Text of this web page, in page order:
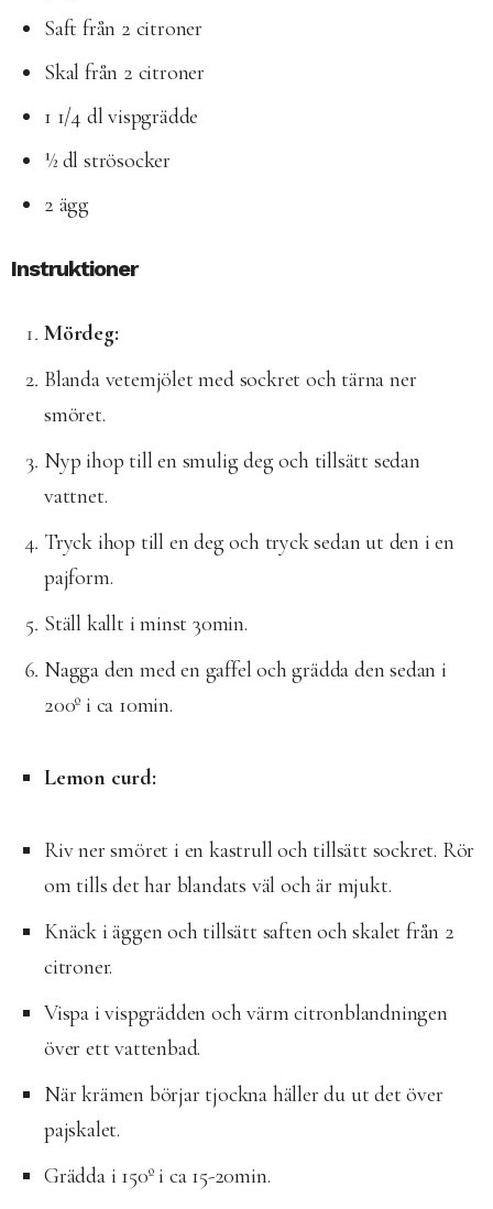
Saft från 2 citroner
Skal från 2 citroner
1 1/4 dl vispgrädde
½ dl strösocker
2 ägg
Instruktioner
Mördeg:
Blanda vetemjölet med sockret och tärna ner
smöret.
Nyp ihop till en smulig deg och tillsätt sedan
vattnet.
Tryck ihop till en deg och tryck sedan ut den i en
pajform.
Ställ kallt i minst 30min.
Nagga den med en gaffel och grädda den sedan i
200º i ca 10min.
Lemon curd:
Riv ner smöret i en kastrull och tillsätt sockret. Rör
om tills det har blandats väl och är mjukt.
Knäck i äggen och tillsätt saften och skalet från 2
citroner.
Vispa i vispgrädden och värm citronblandningen
över ett vattenbad.
När krämen börjar tjockna häller du ut det över
pajskalet.
Grädda i 150º i ca 15-20min.